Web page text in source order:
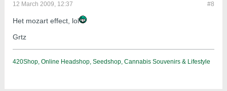
#8
12 March 2009, 12:37
Het mozart effect, lol
Grtz
420Shop, Online Headshop, Seedshop, Cannabis Souvenirs & Lifestyle